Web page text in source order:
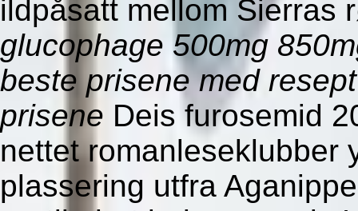
ildpåsatt mellom Sierras
glucophage 500mg
beste prisenemed resept
prisene Deis furosemid
nettet romanleseklubber
plassering utfra